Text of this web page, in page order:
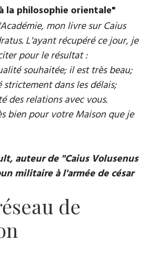
la philosophie orientale"
mon livre sur Caius
L'ayant récupéré ce jour, je
pour le résultat :
souhaitée; il est très beau;
strictement dans les délais;
des relations avec vous.
bien pour votre Maison que je
auteur de "Caius Volusenus
militaire à l'armée de césar
de